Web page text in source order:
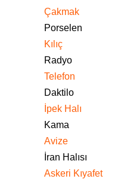
Çakmak
Porselen
Kılıç
Radyo
Telefon
Daktilo
İpek Halı
Kama
Avize
İran Halısı
Askeri Kıyafet